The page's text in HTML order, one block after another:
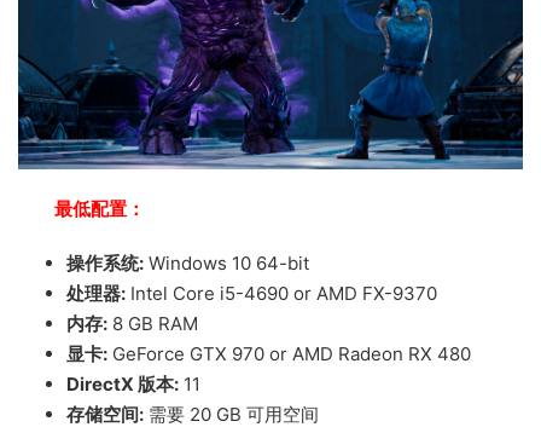
最低配置：
操作系统: Windows 10 64-bit
处理器: Intel Core i5-4690 or AMD FX-9370
内存: 8 GB RAM
显卡: GeForce GTX 970 or AMD Radeon RX 480
DirectX 版本: 11
存储空间: 需要 20 GB 可用空间